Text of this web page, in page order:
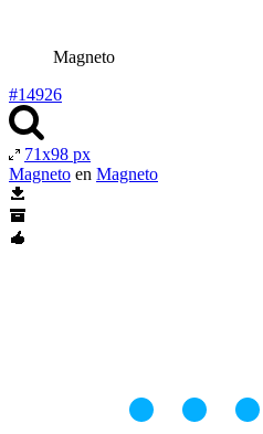
Magneto
#14926
71x98 px
Magneto en Magneto